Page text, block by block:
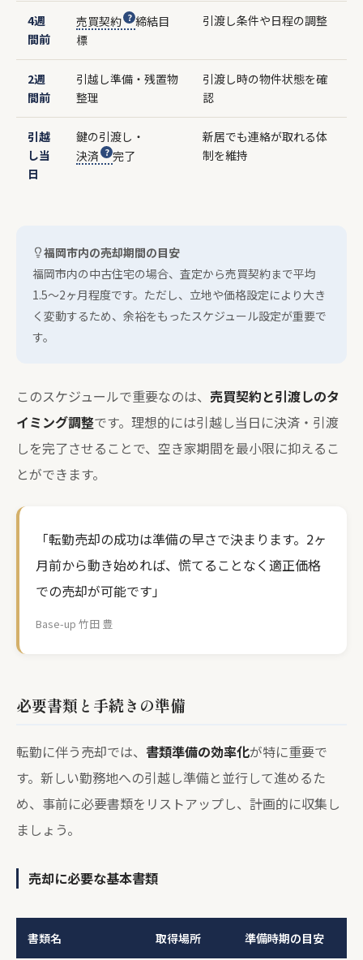
4週
間前
売買契約
締結目
標
引渡し条件や日程の調整
2週
間前
引越し準備・残置物
整理
引渡し時の物件状態を確
認
引越
し当
日
鍵の引渡し・
決済
完了
新居でも連絡が取れる体
制を維持
福岡市内の売却期間の目安
福岡市内の中古住宅の場合、査定から売買契約まで平均
1.5〜2ヶ月程度です。ただし、立地や価格設定により大き
く変動するため、余裕をもったスケジュール設定が重要で
す。
このスケジュールで重要なのは、 売買契約と引渡しのタ
イミング調整です。理想的には引越し当日に決済・引渡
しを完了させることで、空き家期間を最小限に抑えるこ
とができます。
「転勤売却の成功は準備の早さで決まります。2ヶ
月前から動き始めれば、慌てることなく適正価格
での売却が可能です」
Base-up 竹田 豊
必要書類と手続きの準備
転勤に伴う売却では、 書類準備の効率化が特に重要で
す。新しい勤務地への引越し準備と並行して進めるた
め、事前に必要書類をリストアップし、計画的に収集し
ましょう。
売却に必要な基本書類
書類名 取得場所 準備時期の目安